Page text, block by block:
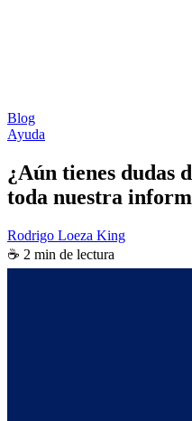
Blog
Ayuda
¿Aún tienes dudas
toda nuestra
Rodrigo Loeza King
☕ 2 min de lectura